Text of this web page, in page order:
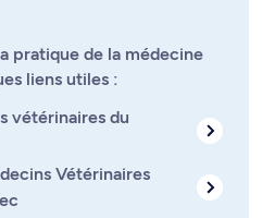
pratique de la médecine
liens utiles :
vétérinaires du
Vétérinaires